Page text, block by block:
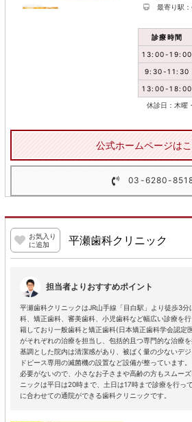
最寄り駅
診療時間
13:00-19:00
9:30-11:30
13:00-18:00
休診日：木曜
公式ホームページは
03-6280-
お気入り
に追加
平瀬歯科クリニック
担当者よりおすすめポイント
平瀬歯科クリニックはJR山手線「目白駅」より徒歩3
科、矯正歯科、審美歯科、小児歯科など幅広い診療を
籍しており一般歯科と矯正歯科(日本矯正歯科学会認定
がそれぞれの治療を担当し、包括的且つ専門的な治療
基調とした院内は清潔感があり、被ばく量の少ないデ
ドピース専用の滅菌機の設置など設備が整っています
必要がないので、小さなお子さまや高齢の方もスムー
ニックは平日は20時まで、土日は17時まで診療を行っ
に合わせての通院ができる歯科クリニックです。